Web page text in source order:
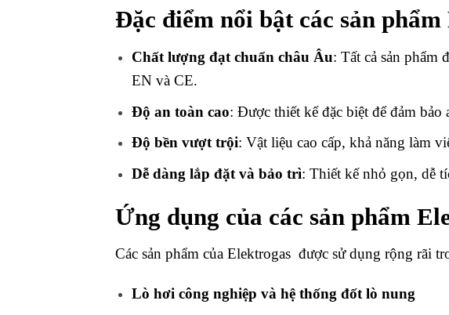
Đặc điểm nổi bật các sản
Chất lượng đạt chuẩn châu Âu: Tất cả sản phẩm
EN và CE.
Độ an toàn cao: Được thiết kế đặc biệt để đảm
Độ bền vượt trội: Vật liệu cao cấp, khả năng làm
Dễ dàng lắp đặt và bảo trì: Thiết kế nhỏ gọn, dễ
Ứng dụng của các sản phẩm
Các sản phẩm của Elektrogas được sử dụng rộng rãi
Lò hơi công nghiệp và hệ thống đốt lò nung